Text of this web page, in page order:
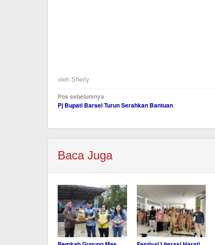
oleh Sherly
Navigasi
pos
Pos sebelumnya
Pj Bupati Barsel Turun Serahkan Bantuan
Baca Juga